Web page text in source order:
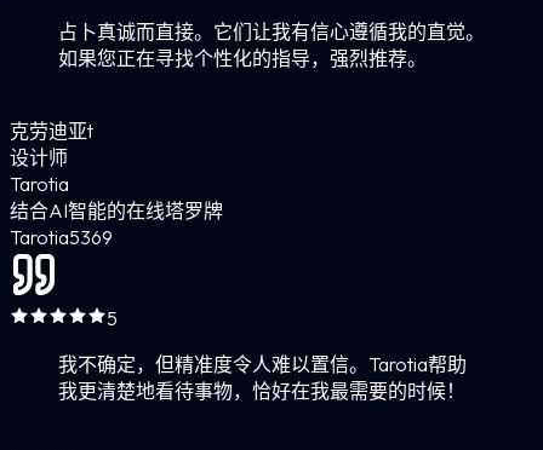
占卜真诚而直接。它们让我有信心遵循我的直觉。
如果您正在寻找个性化的指导，强烈推荐。
克劳迪亚t
设计师
Tarotia
结合AI智能的在线塔罗牌
Tarotia5369
5
我不确定，但精准度令人难以置信。Tarotia帮助
我更清楚地看待事物，恰好在我最需要的时候！